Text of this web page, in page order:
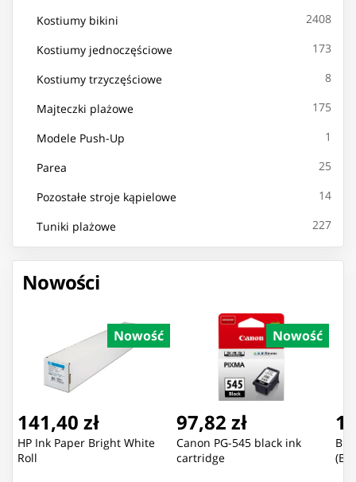
Kostiumy bikini 2408
Kostiumy jednoczęściowe 173
Kostiumy trzyczęściowe 8
Majteczki plażowe 175
Modele Push-Up 1
Parea 25
Pozostałe stroje kąpielowe 14
Tuniki plażowe 227
Nowości
Nowość
141,40 zł
HP Ink Paper Bright White
Roll
Nowość
97,82 zł
Canon PG-545 black ink
cartridge